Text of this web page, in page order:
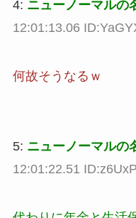
4: ニューノーマルの
12:01:13.06
何故そうなるｗ
5: ニューノーマルの
12:01:22.51